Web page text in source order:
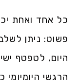
כל אחד ואחת
פשוט: ניתן
היום, לטפטף
הרגשי